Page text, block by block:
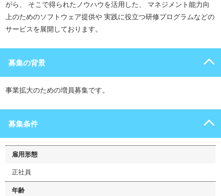
がら、 そこで得られたノウハウを活用した、 マネジメント能力向
上のためのソフトウェア提供や 実践に役立つ研修プログラムなどの
サービスを展開しております。
募集の背景
事業拡大のための増員募集です。
募集条件
雇用形態
正社員
年齢